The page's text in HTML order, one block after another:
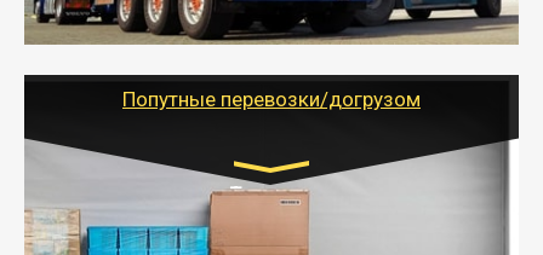
- Тайгер Логистик предоставляет услуги по
грузоперевозкам для физических и юридических лиц
Попутные перевозки/догрузом
Транспорт:
Газель (1,5 и 3 тонны), Бычок, Еврофура от 5 до
10 тонн